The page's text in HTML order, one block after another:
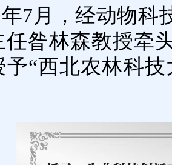
7月，经动物科
任昝林森教授牵
予“西北农林科